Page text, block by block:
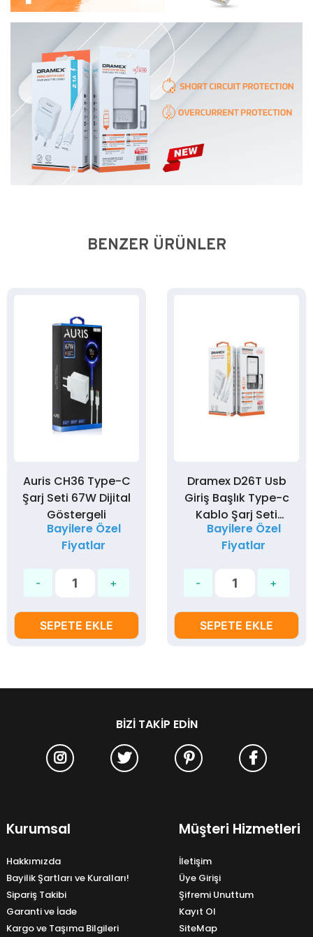
BENZER ÜRÜNLER
Auris CH36 Type-C
Şarj Seti 67W Dijital
Göstergeli
Bayilere Özel
Fiyatlar
SEPETE EKLE
Dramex D26T Usb
Giriş Başlık Type-c
Kablo Şarj Seti
2,6Amper
Bayilere Özel
Fiyatlar
SEPETE EKLE
BIZI TAKIP EDIN
Kurumsal
Hakkımızda
Bayilik Şartları ve Kuralları!
Sipariş Takibi
Garanti ve İade
Kargo ve Taşıma Bilgileri
Müşteri Hizmetleri
İletişim
Üye Girişi
Şifremi Unuttum
Kayıt Ol
SiteMap